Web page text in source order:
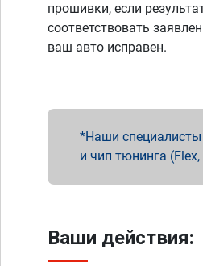
прошивки, если
соответствовать
ваш авто исправен.
Наши
и чип тюнинга
Ваши действия: